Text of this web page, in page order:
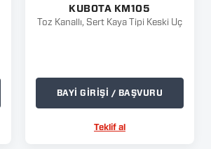
KUBOTA KM105
Toz Kanallı, Sert Kaya Tipi Keski Uç
BAYİ GİRİŞİ / BAŞVURU
Teklif al